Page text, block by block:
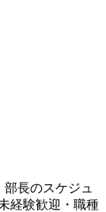
長のスケジュ
経験歓迎・職種